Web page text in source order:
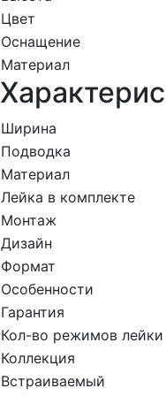
Цвет
Оснащение
Материал
Ширина
Подводка
Материал
Лейка в комплекте
Монтаж
Дизайн
Формат
Особенности
Гарантия
Кол-во режимов лейки
Коллекция
Встраиваемый